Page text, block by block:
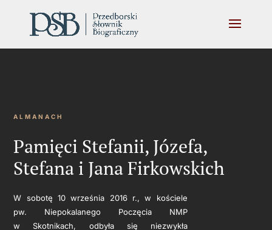
ALMANACH
Pamięci Stefanii, Józefa,
Stefana i Jana Firkowskich
W sobotę 10 września 2016 r., w kościele
pw. Niepokalanego Poczęcia NMP
w Skotnikach, odbyła się niezwykła